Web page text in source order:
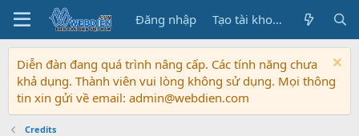
Đăng nhập Tạo tài khoản
Diễn đàn đang quá trình nâng cấp. Các tính năng chưa
khả dụng. Thành viên vui lòng không sử dụng. Mọi thông
tin xin gửi về email: admin@webdien.com
Credits